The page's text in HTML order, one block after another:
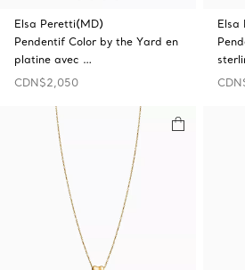
Elsa Peretti(MD)
Pendentif Color by the Yard en
platine avec …
CDN$2,050
Elsa